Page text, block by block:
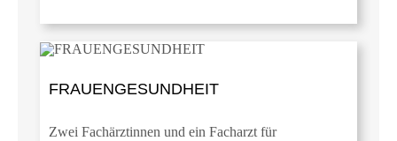
FRAUENGESUNDHEIT
Zwei Fachärztinnen und ein Facharzt für